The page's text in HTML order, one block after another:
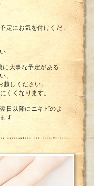
定にお気を付けくだ
に大事な予定がある
。
しください。
くくなります。
日以降にニキビのよ
す